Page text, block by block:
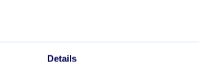
Details
Se alla mallar & verktyg